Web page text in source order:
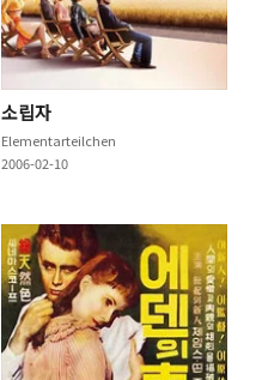
소립자
Elementarteilchen
2006-02-10